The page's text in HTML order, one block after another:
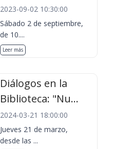
2023-09-02 10:30:00
Sábado 2 de septiembre,
de 10....
Leer más
Diálogos en la
Biblioteca: "Nu...
2024-03-21 18:00:00
Jueves 21 de marzo,
desde las ...